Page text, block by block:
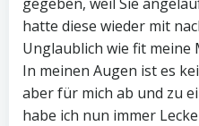
hatte diese wieder mit
Unglaublich wie fit meine
In meinen Augen ist es
aber für mich ab und zu
habe ich nun immer